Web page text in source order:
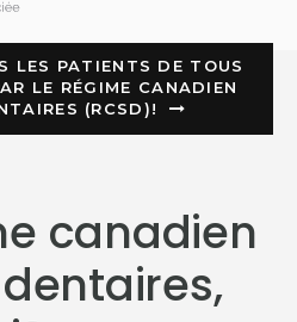
LES PATIENTS DE TOUS
LE RÉGIME CANADIEN
(RCSD)!
canadien